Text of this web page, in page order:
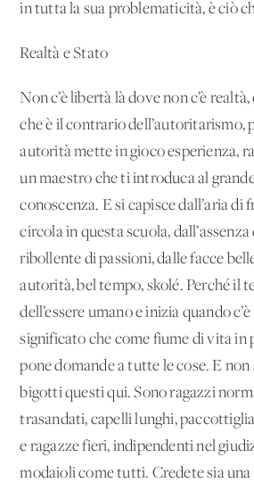
in tutta la sua problematicità, è ciò
Realtà e Stato
Non c’è libertà là dove non c’è
che è il contrario dell’autoritarismo,
autorità mette in gioco esperienza,
un maestro che ti introduca al
conoscenza. E si capisce dall’aria di
circola in questa scuola, dall’assenza
ribollente di passioni, dalle facce
autorità, bel tempo, skolé. Perché il
dell’essere umano e inizia quando
significato che come fiume di vita in
pone domande a tutte le cose. E non
bigotti questi qui. Sono ragazzi
trasandati, capelli lunghi,
e ragazze fieri, indipendenti nel
modaioli come tutti. Credete sia